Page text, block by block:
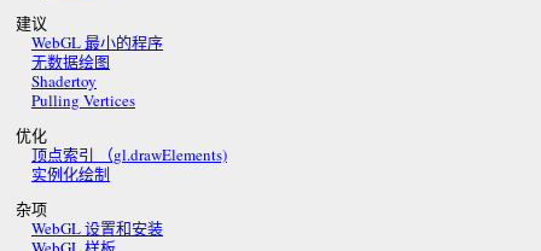
建议
WebGL 最小的程序
无数据绘图
Shadertoy
Pulling Vertices
优化
顶点索引 （gl.drawElements)
实例化绘制
杂项
WebGL 设置和安装